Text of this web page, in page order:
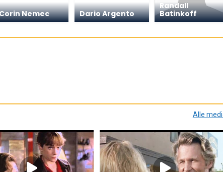
Nemec Dario Argento
Randall
Batinkoff
Alle